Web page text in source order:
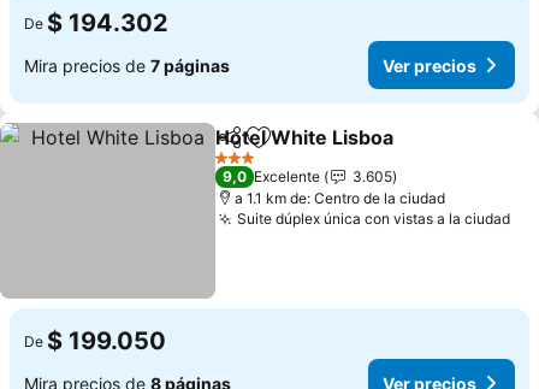
De $ 194.302
Mira precios de 7 páginas Ver precios
CompartirAgregar a favoritos
Hotel White Lisboa
3 Estrellas
9,0 Excelente
3.605
a 1.1 km de: Centro de la ciudad
Suite dúplex única con vistas a la ciudad
De $ 199.050
Mira precios de 8 páginas Ver precios